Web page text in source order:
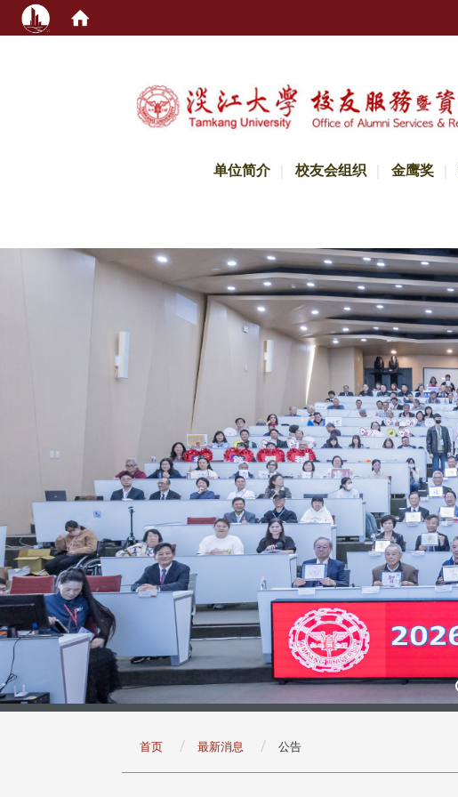
单位简介 校友会组织 金鹰奖
首页 最新消息 公告